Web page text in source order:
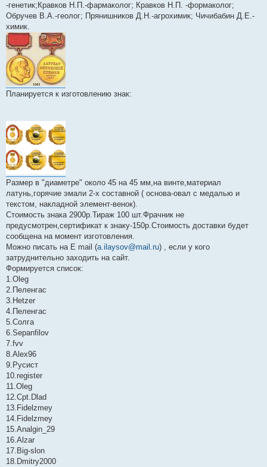
е
-генетик;Кравков Н.П.-фармаколог; Кравков Н.П. -формаколог;
Обручев В.А.-геолог; Прянишников Д.Н.-агрохимик; Чичибабин Д.Е.-
химик.
Планируется к изготовлению знак:
Размер в "диаметре" около 45 на 45 мм,на винте,материал
латунь,горячие эмали 2-х составной ( основа-овал с медалью и
текстом, накладной элемент-венок).
Стоимость знака 2900р.Тираж 100 шт.Фрачник не
предусмотрен,сертификат к знаку-150р.Стоимость доставки будет
сообщена на момент изготовления.
Можно писать на E mail (a.ilaysov@mail.ru) , если у кого
затруднительно заходить на сайт.
Формируется список:
1.Oleg
2.Пеленгас
3.Hetzer
4.Пеленгас
5.Солга
6.Sepanfilov
7.fvv
8.Alex96
9.Русист
10.register
11.Oleg
12.Cpt.Dlad
13.Fidelzmey
14.Fidelzmey
15.Analgin_29
16.Alzar
17.Big-slon
18.Dmitry2000